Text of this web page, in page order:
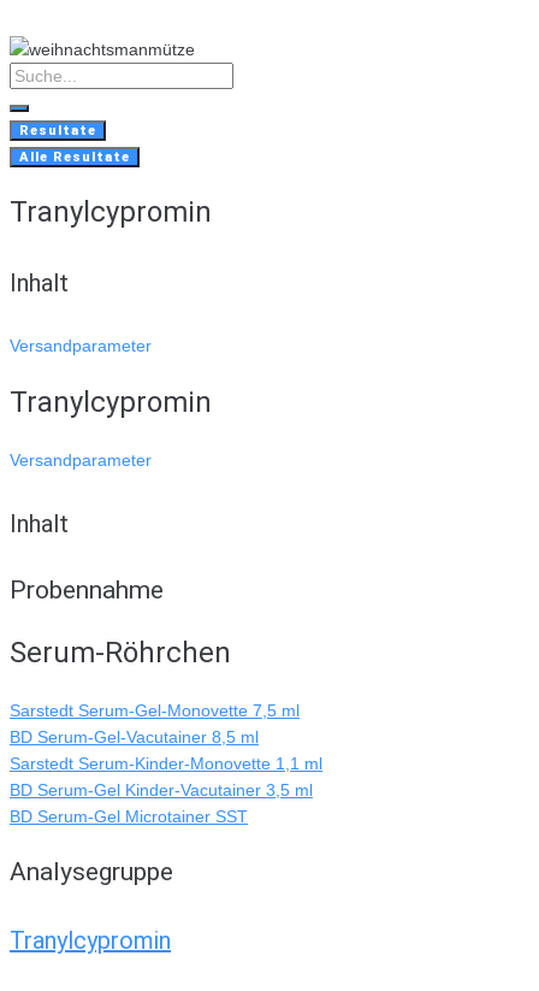
to
content
Search
...
Resultate
Alle Resultate
Tranylcypromin
Inhalt
Versandparameter
Tranylcypromin
Versandparameter
Inhalt
Probennahme
Serum-Röhrchen
Sarstedt Serum-Gel-Monovette 7,5 ml
BD Serum-Gel-Vacutainer 8,5 ml
Sarstedt Serum-Kinder-Monovette 1,1 ml
BD Serum-Gel Kinder-Vacutainer 3,5 ml
BD Serum-Gel Microtainer SST
Analysegruppe
Tranylcypromin